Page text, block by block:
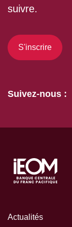
suivre.
S'inscrire
Suivez-nous :
Actualités